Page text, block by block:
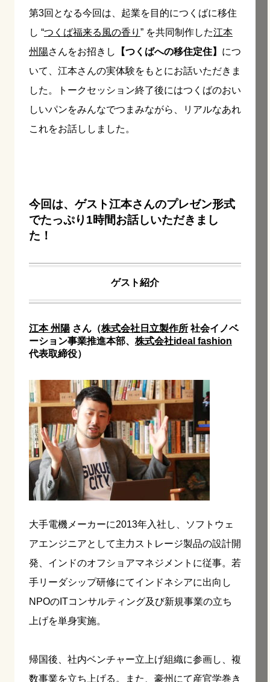
第3回となる今回は、起業を目的につくばに移住
し “つくば福来る風の香り ” を共同制作した江本
州陽さんをお招きし 【つくばへの移住定住】 につ
いて、江本さんの実体験をもとにお話いただきま
した。トークセッション終了後にはつくばのおい
しいパンをみんなでつまみながら、リアルなあれ
これをお話ししました。
今回は、ゲスト江本さんのプレゼン形式
でたっぷり1時間お話しいただきまし
た！
ゲスト紹介
江本 州陽 さん （株式会社日立製作所 社会イノベ
ーション事業推進本部、 株式会社ideal fashion
代表取締役）
大手電機メーカーに2013年入社し、ソフトウェ
アエンジニアとして主力ストレージ製品の設計開
発、インドのオフショアマネジメントに従事。若
手リーダシップ研修にてインドネシアに出向し
NPOのITコンサルティング及び新規事業の立ち
上げを単身実施。
帰国後、社内ベンチャー立上げ組織に参画し、複
数事業を立ち上げる。また、豪州にて産官学巻き